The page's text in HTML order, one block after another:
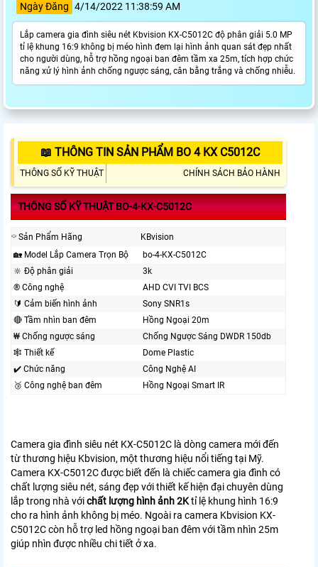
Ngày Đăng 4/14/2022 11:38:59 AM
Lắp camera gia đình siêu nét Kbvision KX-C5012C độ phân giải 5.0 MP
tỉ lệ khung 16:9 không bị méo hình đem lại hình ảnh quan sát đẹp nhất
cho người dùng, hỗ trợ hồng ngoại ban đêm tầm xa 25m, tích hợp chức
năng xử lý hình ảnh chống ngược sáng, cân bằng trắng và chống nhiễu.
📖 THÔNG TIN SẢN PHẨM BO 4 KX C5012C
THÔNG SỐ KỸ THUẬT CHÍNH SÁCH BẢO HÀNH
THÔNG SỐ KỸ THUẬT BO-4-KX-C5012C
⌔ Sản Phẩm Hãng
KBvision
🏡 Model Lắp Camera Trọn Bộ
bo-4-KX-C5012C
🔆 Độ phân giải
3k
®️ Công nghệ
AHD CVI TVI BCS
🔰 Cảm biến hình ảnh
Sony SNR1s
🔴 Tầm nhìn ban đêm
Hồng Ngoại 20m
₩ Chống ngược sáng
Chống Ngược Sáng DWDR 150db
🕸️ Thiết kế
Dome Plastic
✔️ Chức năng
Công Nghệ AI
🥉 Công nghệ ban đêm
Hồng Ngoại Smart IR
Camera gia đình siêu nét KX-C5012C là dòng camera mới đến
từ thương hiệu Kbvision, một thương hiệu nổi tiếng tại Mỹ.
Camera KX-C5012C được biết đến là chiếc camera gia đình có
chất lượng siêu nét, sáng đẹp với thiết kế hiện đại chuyên dùng
lắp trong nhà vớichất lượng hình ảnh 2Ktỉ lệ khung hình 16:9
cho ra hình ảnh không bị méo. Ngoài ra camera Kbvision KX-
C5012C còn hỗ trợ led hồng ngoại ban đêm với tầm nhìn 25m
giúp nhìn được nhiều chi tiết ở xa.